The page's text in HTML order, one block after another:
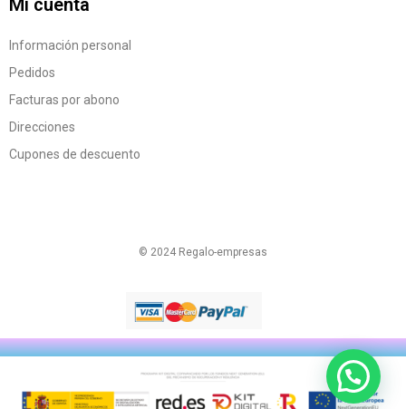
Mi cuenta
Información personal
Pedidos
Facturas por abono
Direcciones
Cupones de descuento
© 2024 Regalo-empresas